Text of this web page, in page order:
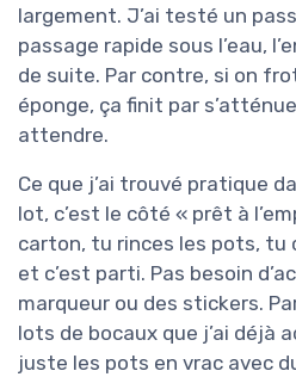
largement. J’ai testé un
passage rapide sous l’eau,
de suite. Par contre, si on
éponge, ça finit par
attendre.
Ce que j’ai trouvé pratique
lot, c’est le côté « prêt à
carton, tu rinces les pots,
et c’est parti. Pas besoin
marqueur ou des stickers.
lots de bocaux que j’ai déjà
juste les pots en vrac avec